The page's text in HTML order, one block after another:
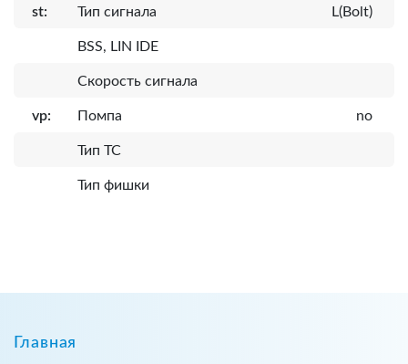
st: Тип сигнала L(Bolt)
BSS, LIN IDE
Скорость сигнала
vp: Помпа no
Тип ТС
Тип фишки
Главная